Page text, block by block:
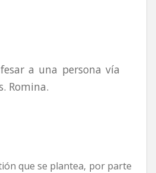
a una persona vía
Romina.
que se plantea, por parte